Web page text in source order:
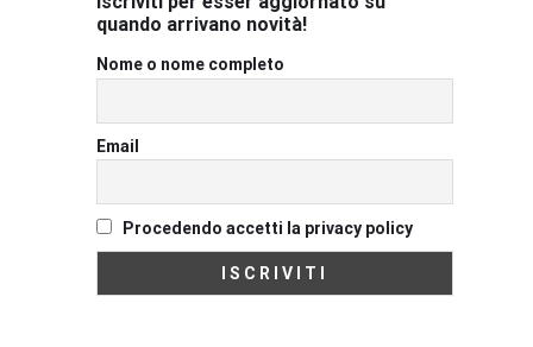
quando arrivano novità!
Nome o nome completo
Email
Procedendo accetti la privacy policy